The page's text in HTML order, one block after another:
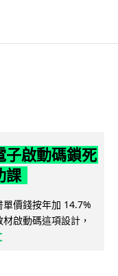
子啟動碼鎖死
課
價錢按年加 14.7%
啟動碼這項設計，